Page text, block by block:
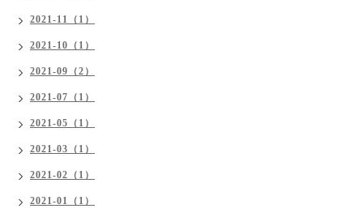
2021-11（1）
2021-10（1）
2021-09（2）
2021-07（1）
2021-05（1）
2021-03（1）
2021-02（1）
2021-01（1）